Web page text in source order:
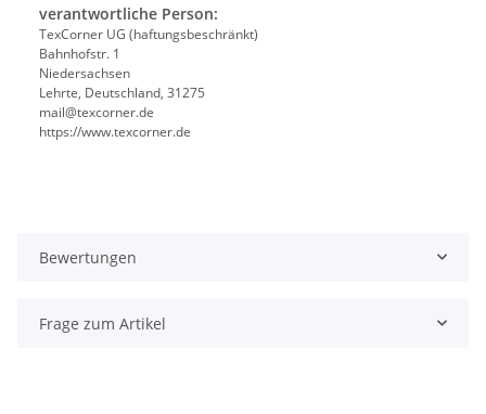
verantwortliche Person:
TexCorner UG (haftungsbeschränkt)
Bahnhofstr. 1
Niedersachsen
Lehrte, Deutschland, 31275
mail@texcorner.de
https://www.texcorner.de
Bewertungen
Frage zum Artikel